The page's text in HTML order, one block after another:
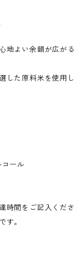
よい余韻が広がる
した原料米を使用
ール
時間をご記入くださ
す。